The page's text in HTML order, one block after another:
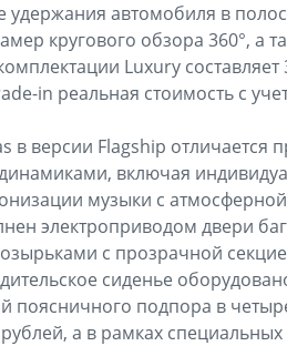
автомобиля в
кругового обзора 360°, а
Luxury
in реальная стоимость с
в версии Flagship
включая
музыки с
электроприводом двери
с прозрачной
сиденье
поясничного подпора в
а в рамках